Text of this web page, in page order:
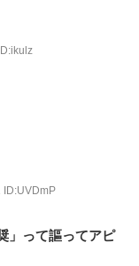
ID:UVDmP
」って謳ってアピ